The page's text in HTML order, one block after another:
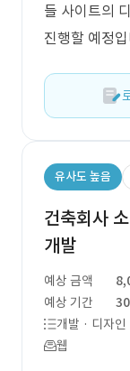
들 사이트의
진행할 예정
유사도 높음
건축회사
개발
예상 금액
예상 기간
개발 · 디자인
웹